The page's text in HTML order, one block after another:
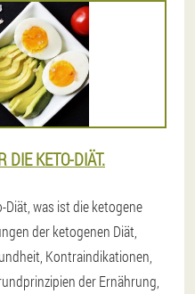
DIE KETO-DIÄT.
Diät, was ist die ketogene
der ketogenen Diät,
Kontraindikationen,
der Ernährung,